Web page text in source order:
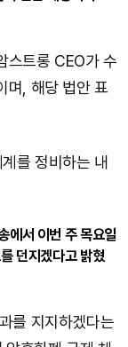
스트롱 CEO가 수
며, 해당 법안 표
를 정비하는 내
에서 이번 주 목요일
던지겠다고 밝혔
를 지지하겠다는